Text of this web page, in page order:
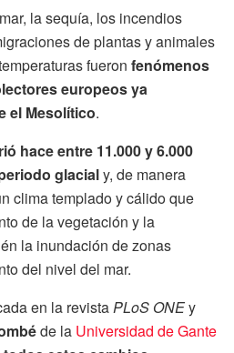
la sequía, los incendios
de plantas y animales
fueron fenómenos
europeos ya
el Mesolítico.
hace entre 11.000 y 6.000
glacialy, de manera
clima templado y cálido que
de la vegetación y la
la inundación de zonas
del nivel del mar.
en la revistaPLoS ONEy
de la Universidad de Gante